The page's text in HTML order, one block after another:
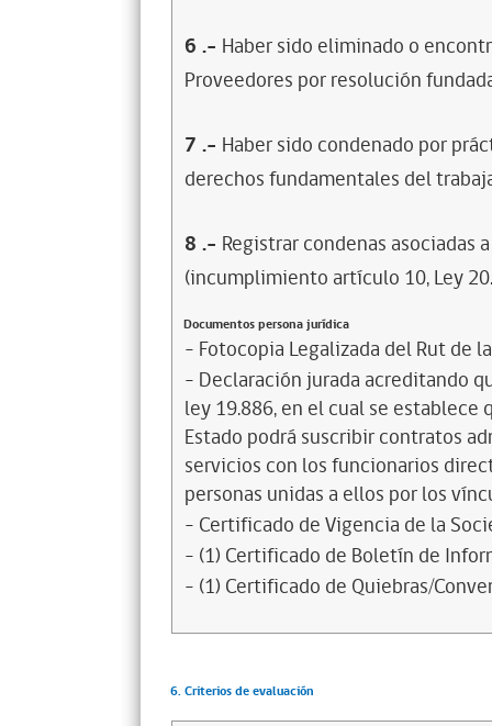
6 .- Haber sido eliminado o
Proveedores por resolución
7 .- Haber sido condenado por
derechos fundamentales del
8 .- Registrar condenas asociadas
(incumplimiento artículo 10, Ley
Documentos persona jurídica
- Fotocopia Legalizada del Rut de
- Declaración jurada acreditando
ley 19.886, en el cual se
Estado podrá suscribir contratos
servicios con los funcionarios
personas unidas a ellos por los
- Certificado de Vigencia de la
- (1) Certificado de Boletín de
- (1) Certificado de Quiebras/
6. Criterios de evaluación